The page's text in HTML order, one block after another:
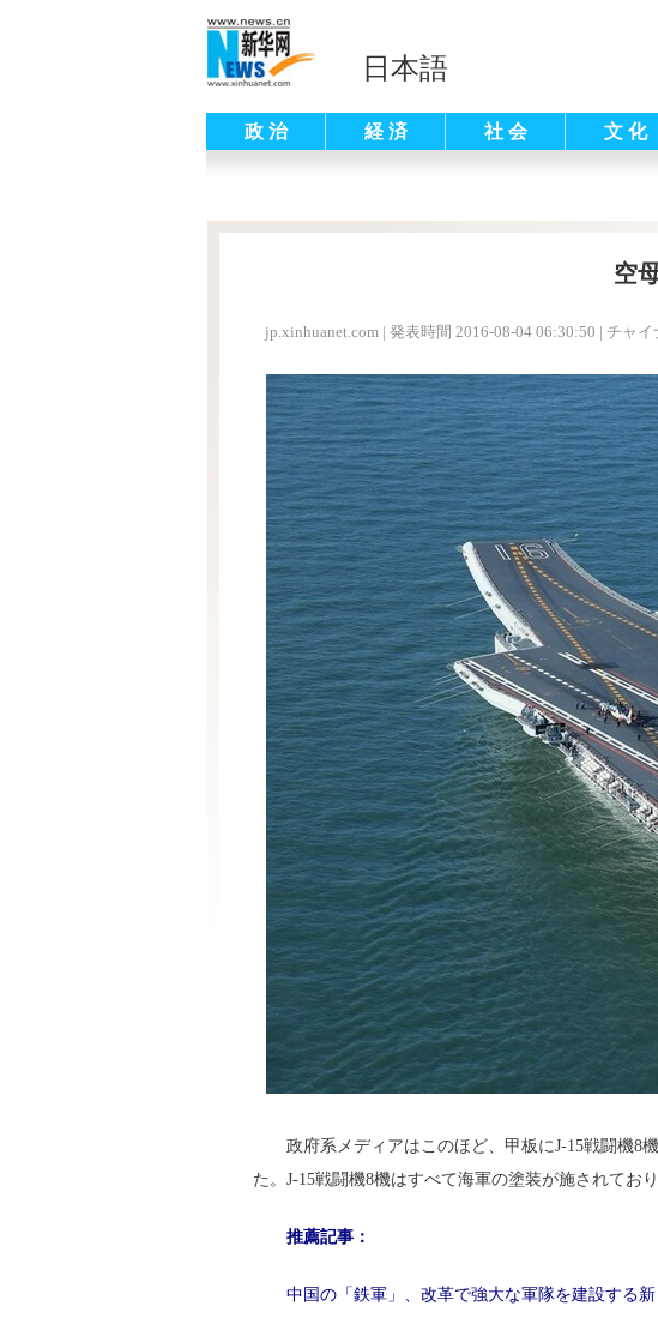
日本語
政 治 経 済 社 会 文 化
空
jp.xinhuanet.com | 発表時間 2016-08-04 06:30:50 | チャイ
政府系メディアはこのほど、甲板にJ-15戦闘機8
た。J-15戦闘機8機はすべて海軍の塗装が施されてお
推薦記事：
中国の「鉄軍」、改革で強大な軍隊を建設する